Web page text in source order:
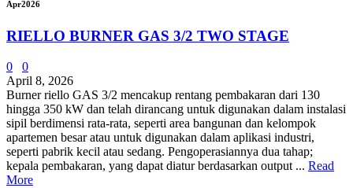
Apr2026
RIELLO BURNER GAS 3/2 TWO STAGE
0
0
April 8, 2026
Burner riello GAS 3/2 mencakup rentang pembakaran dari 130
hingga 350 kW dan telah dirancang untuk digunakan dalam instalasi
sipil berdimensi rata-rata, seperti area bangunan dan kelompok
apartemen besar atau untuk digunakan dalam aplikasi industri,
seperti pabrik kecil atau sedang. Pengoperasiannya dua tahap;
kepala pembakaran, yang dapat diatur berdasarkan output ... Read
More